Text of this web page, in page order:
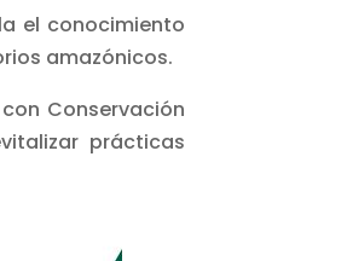
el conocimiento
amazónicos.
Conservación
prácticas